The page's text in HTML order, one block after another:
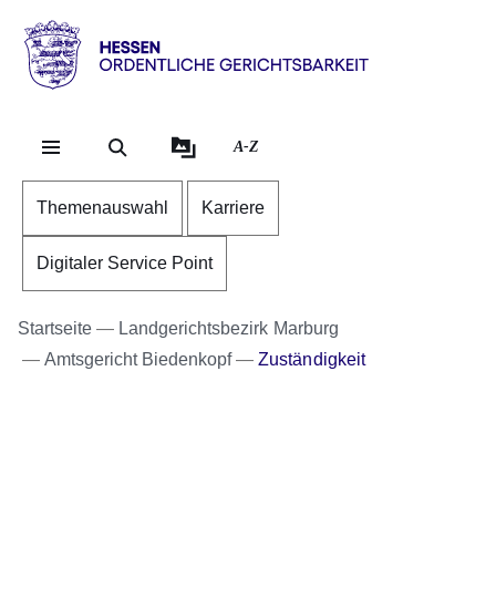
Direkt zum Kopf der
Direkt zum Inhalt
Direkt zum Fuß der
Hessen
Ordentliche
Gerichtsbarkeit
A-Z
Themenauswahl Karriere
Digitaler Service Point
Startseite
Landgerichtsbezirk Marburg
Amtsgericht Biedenkopf
Zuständigkeit